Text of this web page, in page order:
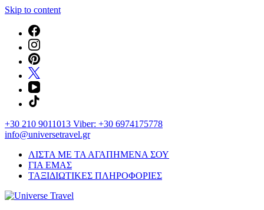
Skip to content
+30 210 9011013 Viber: +30 6974175778
info@universetravel.gr
ΛΙΣΤΑ ΜΕ ΤΑ ΑΓΑΠΗΜΕΝΑ ΣΟΥ
ΓΙΑ ΕΜΑΣ
ΤΑΞΙΔΙΩΤΙΚΕΣ ΠΛΗΡΟΦΟΡΙΕΣ